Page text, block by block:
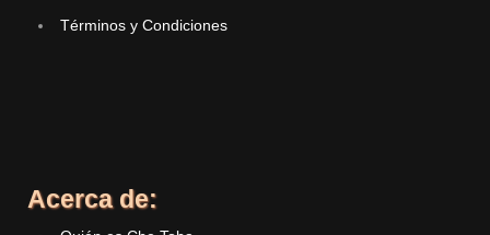
Términos y Condiciones
Acerca de: